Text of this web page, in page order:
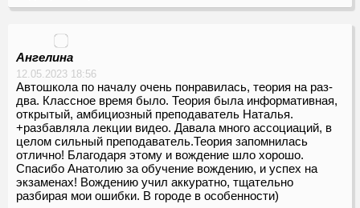
Ангелина
12.05.2023 18:56
Автошкола по началу очень понравилась, теория на раз-
два. Классное время было. Теория была информативная,
открытый, амбициозный преподаватель Наталья.
+разбавляла лекции видео. Давала много ассоциаций, в
целом сильный преподаватель.Теория запомнилась
отлично! Благодаря этому и вождение шло хорошо.
Спасибо Анатолию за обучение вождению, и успех на
экзаменах! Вождению учил аккуратно, тщательно
разбирая мои ошибки. В городе в особенности)